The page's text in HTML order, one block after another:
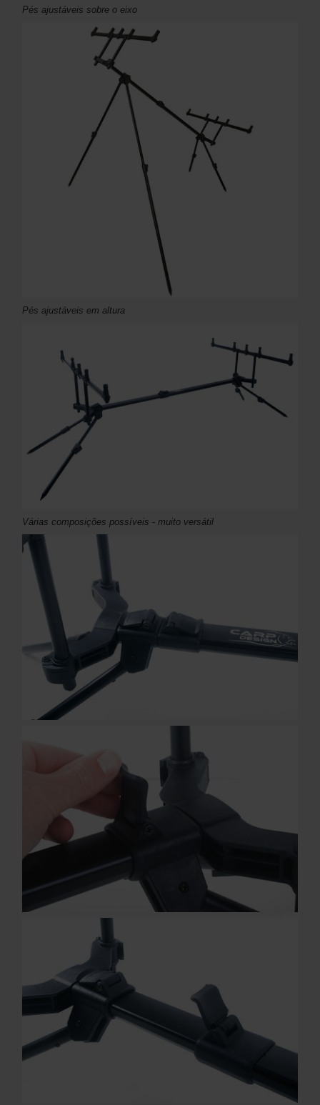
Pés ajustáveis sobre o eixo
Pés ajustáveis em altura
Várias composições possíveis - muito versátil